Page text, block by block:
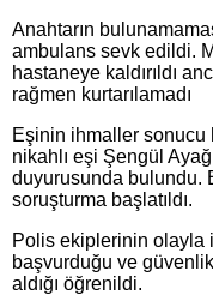
Anahtarın
ambulans sevk edildi.
hastaneye kaldırıldı
rağmen kurtarılamadı
Eşinin ihmaller sonucu
nikahlı eşi Şengül
duyurusunda bulundu.
soruşturma başlatıldı.
Polis ekiplerinin olayla
başvurduğu ve güvenlik
aldığı öğrenildi.